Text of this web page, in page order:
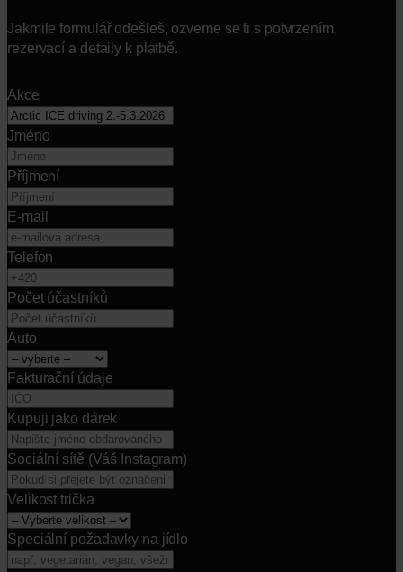
Jakmile formulář odešleš, ozveme se ti s potvrzením,
rezervací a detaily k platbě.
Akce
Jméno
Příjmení
E-mail
Telefon
Počet účastníků
Auto
Fakturační údaje
Kupuji jako dárek
Sociální sítě (Váš Instagram)
Velikost trička
Speciální požadavky na jídlo